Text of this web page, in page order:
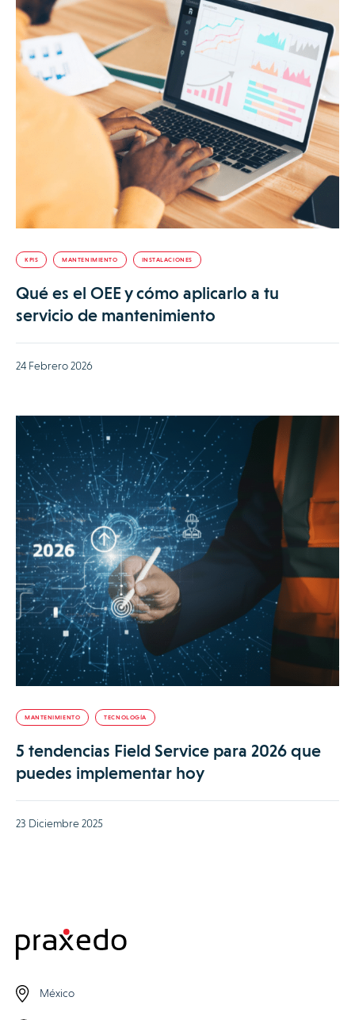
KPIS MANTENIMIENTO INSTALACIONES
Qué es el OEE y cómo aplicarlo a tu
servicio de mantenimiento
24 Febrero 2026
MANTENIMIENTO TECNOLOGÍA
5 tendencias Field Service para 2026 que
puedes implementar hoy
23 Diciembre 2025
México